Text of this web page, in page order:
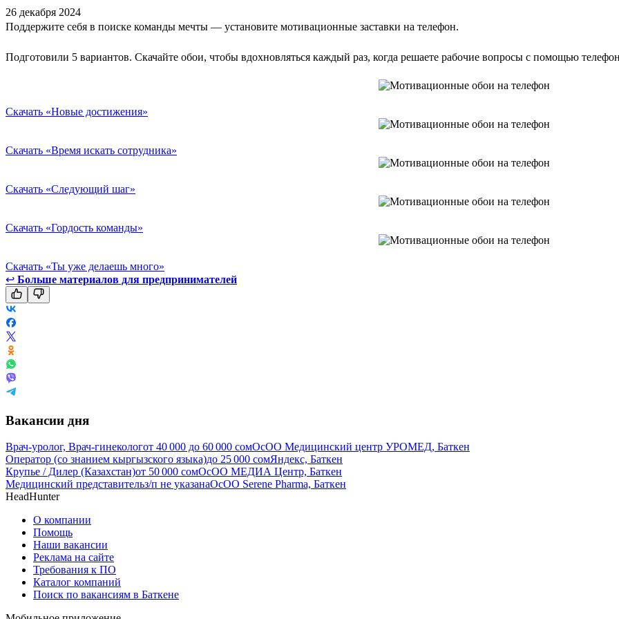
26 декабря 2024
Поддержите себя в поиске команды мечты — установите мотивационные заставки на телефон.
Подготовили 5 вариантов. Скачайте обои, чтобы вдохновляться каждый раз, когда решаете рабочие вопросы с помощью
Скачать «Новые достижения»
Скачать «Время искать сотрудника»
Скачать «Следующий шаг»
Скачать «Гордость команды»
Скачать «Ты уже делаешь много»
↩ Больше материалов для предпринимателей
Вакансии дня
Врач-уролог, Врач-гинекологот 40 000 до 60 000 сомОсОО Медицинский центр УРОМЕД, Баткен
Оператор (со знанием кыргызского языка)до 25 000 сомЯндекс, Баткен
Крупье / Дилер (Казахстан)от 50 000 сомОсОО МЕДИА Центр, Баткен
Медицинский представительз/п не указанаОсОО Serene Pharma, Баткен
HeadHunter
О компании
Помощь
Наши вакансии
Реклама на сайте
Требования к ПО
Каталог компаний
Поиск по вакансиям в Баткене